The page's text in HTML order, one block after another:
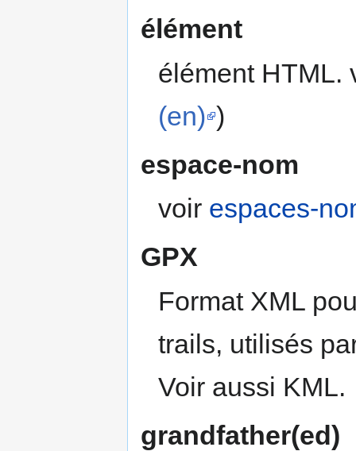
élément
élément HTML.
(en) )
espace-nom
voir espaces-
GPX
Format XML
trails, utilisés
Voir aussi KML.
grandfather(ed)